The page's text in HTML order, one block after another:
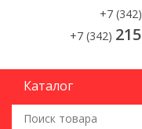
+7 (342)
+7 (342)
Каталог